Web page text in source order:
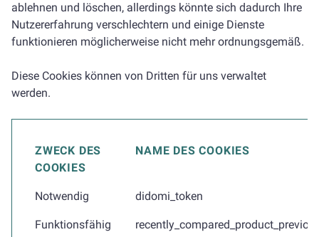
ablehnen und löschen, allerdings könnte sich dadurch Ihre
Nutzererfahrung verschlechtern und einige Dienste
funktionieren möglicherweise nicht mehr ordnungsgemäß.
Diese Cookies können von Dritten für uns verwaltet
werden.
ZWECK DES
COOKIES
NAME DES COOKIES
Notwendig didomi_token
Funktionsfähig